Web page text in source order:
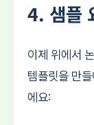
4. 샘플
이제 위에서
템플릿을 만
에요: